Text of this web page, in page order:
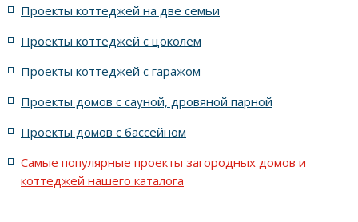
с террасой и 6 комнатами
Проекты коттеджей на две семьи
Проекты коттеджей с цоколем
Проекты коттеджей с гаражом
Проекты домов с сауной, дровяной парной
Проекты домов с бассейном
Самые популярные проекты загородных домов и
коттеджей нашего каталога